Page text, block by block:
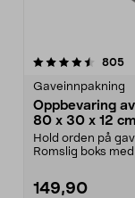
805
Gaveinnpakning
Oppbevaring
80 x 30 x 12 cm
Hold orden på
Romslig boks med
149,90
4.5 av 5